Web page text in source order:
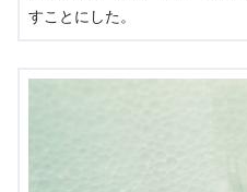
すことにした。